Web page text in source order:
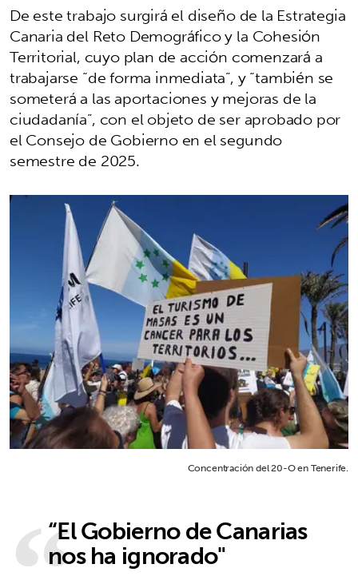
De este trabajo surgirá el diseño de la Estrategia
Canaria del Reto Demográfico y la Cohesión
Territorial, cuyo plan de acción comenzará a
trabajarse “de forma inmediata”, y “también se
someterá a las aportaciones y mejoras de la
ciudadanía”, con el objeto de ser aprobado por
el Consejo de Gobierno en el segundo
semestre de 2025.
Concentración del 20-O en Tenerife.
“El Gobierno de Canarias
nos ha ignorado"